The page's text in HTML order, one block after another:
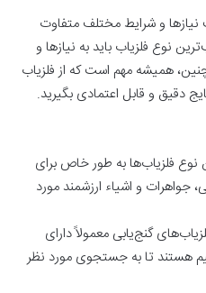
نیازها و شرایط مختلف متفاوت
نوع فلزیاب باید به نیازها و
همیشه مهم است که از فلزیاب
دقیق و قابل اعتمادی بگیرید.
فلزیاب‌ها به طور خاص برای
و اشیاء ارزشمند مورد
گنج‌یابی معمولاً دارای
هستند تا به جستجوی مورد نظر